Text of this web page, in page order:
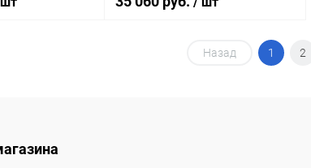
Назад 1 2